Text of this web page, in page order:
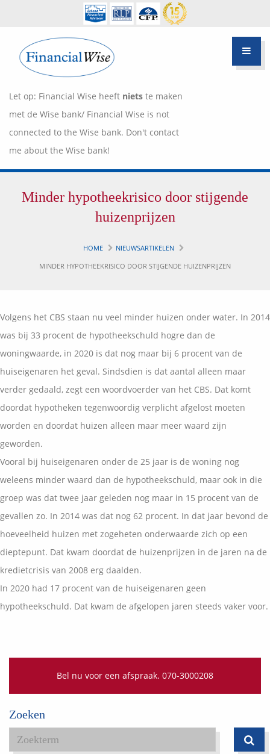
Let op: Financial Wise heeft niets te maken
met de Wise bank/ Financial Wise is not
connected to the Wise bank. Don't contact
me about the Wise bank!
Over Pietie Jeelof
Garanties
Media
Expats services
Onderhoudsabonnementen
Klanten over
Blog
Life style planning
Minder hypotheekrisico door stijgende
huizenprijzen
HOME
NIEUWSARTIKELEN
MINDER HYPOTHEEKRISICO DOOR STIJGENDE HUIZENPRIJZEN
Volgens het CBS staan nu veel minder huizen onder water. In 2014
was bij 33 procent de hypotheekschuld hogre dan de
woningwaarde, in 2020 is dat nog maar bij 6 procent van de
huiseigenaren het geval. Sindsdien is dat aantal alleen maar
verder gedaald, zegt een woordvoerder van het CBS. Dat komt
doordat hypotheken tegenwoordig verplicht afgelost moeten
worden en doordat huizen alleen maar meer waard zijn
geworden.
Vooral bij huiseigenaren onder de 25 jaar is de woning nog
weleens minder waard dan de hypotheekschuld, maar ook in die
groep was dat twee jaar geleden nog maar in 15 procent van de
gevallen zo. In 2014 was dat nog 62 procent. In dat jaar bevond de
hoeveelheid huizen met zogeheten onderwaarde zich op een
dieptepunt. Dat kwam doordat de huizenprijzen in de jaren na de
kredietcrisis van 2008 erg daalden.
In 2020 had 17 procent van de huiseigenaren geen
hypotheekschuld. Dat kwam de afgelopen jaren steeds vaker voor.
Bel nu voor een afspraak. 070-3000208
Zoeken